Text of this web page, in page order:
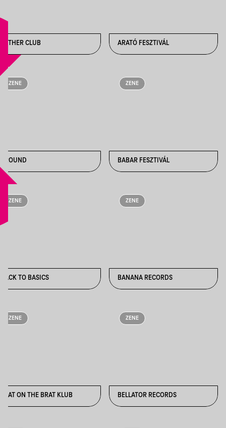
AETHER CLUB ARATÓ FESZTIVÁL
ZENE
AROUND
ZENE
BABAR FESZTIVÁL
ZENE
BACK TO BASICS
ZENE
BANANA RECORDS
ZENE
BEAT ON THE BRAT KLUB
ZENE
BELLATOR RECORDS